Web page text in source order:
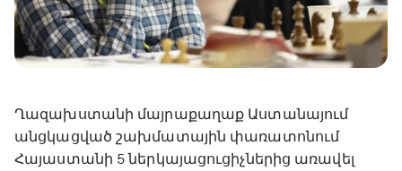
Ղազախստանի մայրաքաղաք Աստանայում
անցկացված շախմատային փառատոնում
Հայաստանի 5 ներկայացուցիչներից առավել